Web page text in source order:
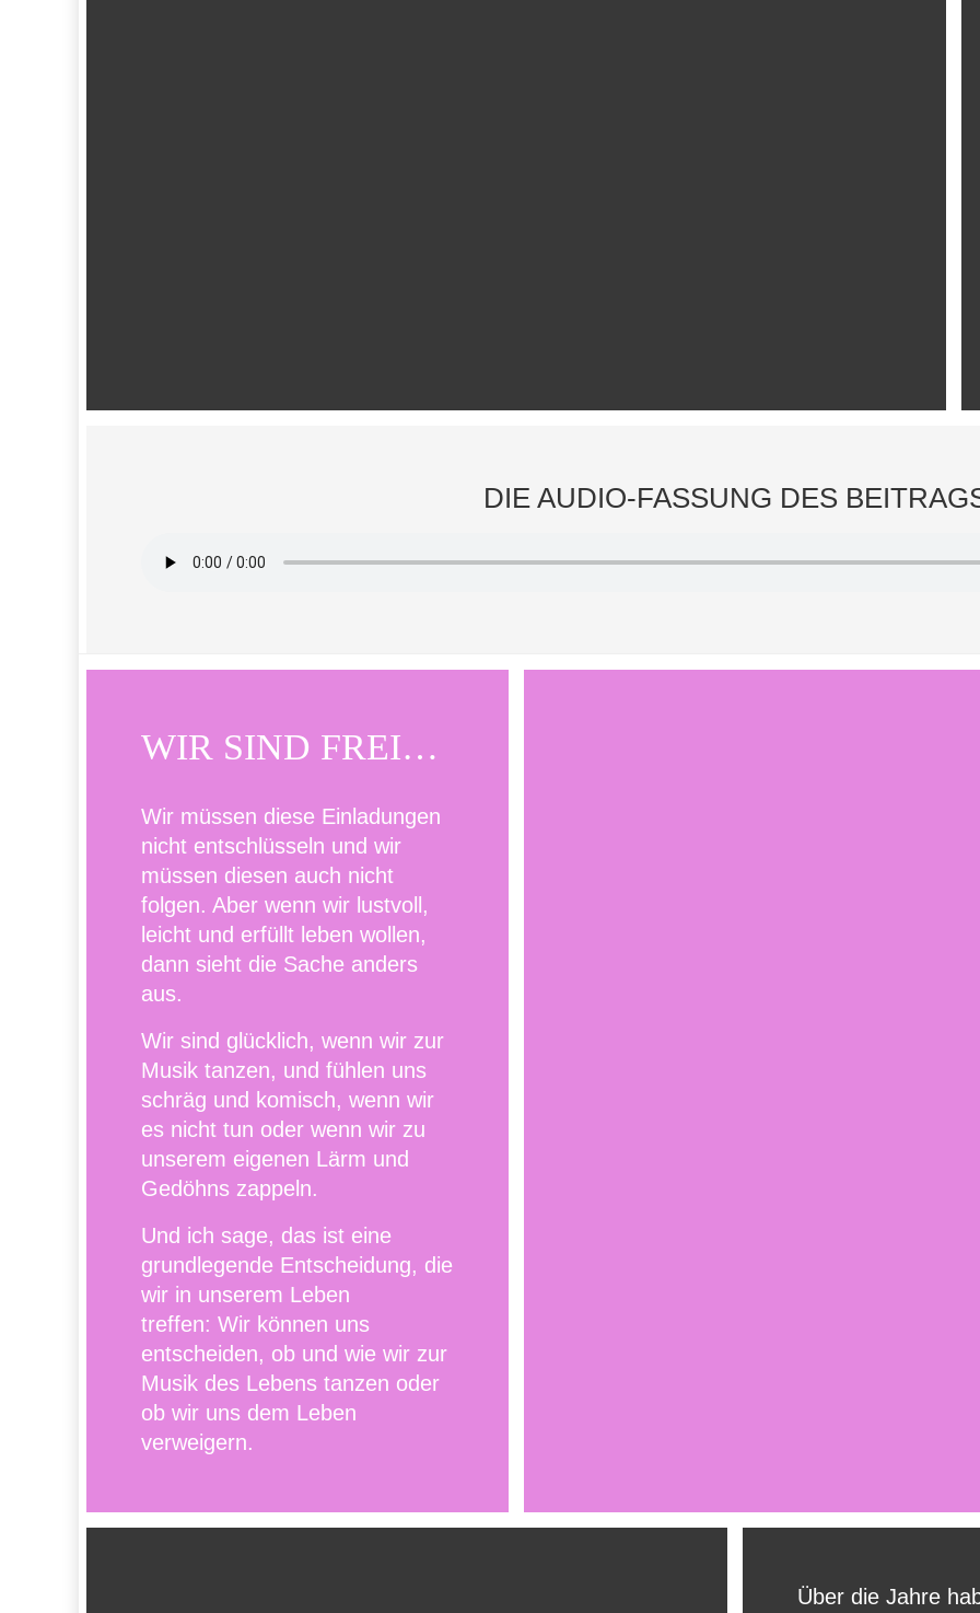
DIE AUDIO-FASSUNG DES
WIR SIND FREI…
Wir müssen diese Einladungen
nicht entschlüsseln und wir
müssen diesen auch nicht
folgen. Aber wenn wir lustvoll,
leicht und erfüllt leben wollen,
dann sieht die Sache anders
aus.
Wir sind glücklich, wenn wir zur
Musik tanzen, und fühlen uns
schräg und komisch, wenn wir
es nicht tun oder wenn wir zu
unserem eigenen Lärm und
Gedöhns zappeln.
Und ich sage, das ist eine
grundlegende Entscheidung, die
wir in unserem Leben
treffen: Wir können uns
entscheiden, ob und wie wir zur
Musik des Lebens tanzen oder
ob wir uns dem Leben
verweigern.
Über die Jahre